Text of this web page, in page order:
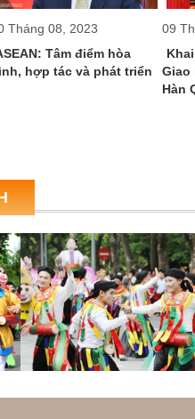
Tháng 08, 2023
Tâm điểm hòa
hợp tác và phát triển
09
Giao
Hàn